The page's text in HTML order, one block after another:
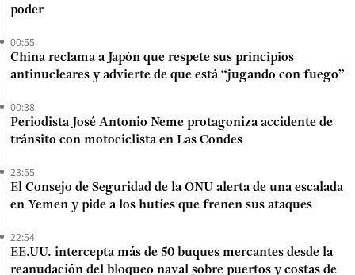
poder
00:55
China reclama a Japón que respete sus principios
antinucleares y advierte de que está “jugando con fuego”
00:38
Periodista José Antonio Neme protagoniza accidente de
tránsito con motociclista en Las Condes
23:55
El Consejo de Seguridad de la ONU alerta de una escalada
en Yemen y pide a los hutíes que frenen sus ataques
22:54
EE.UU. intercepta más de 50 buques mercantes desde la
reanudación del bloqueo naval sobre puertos y costas de